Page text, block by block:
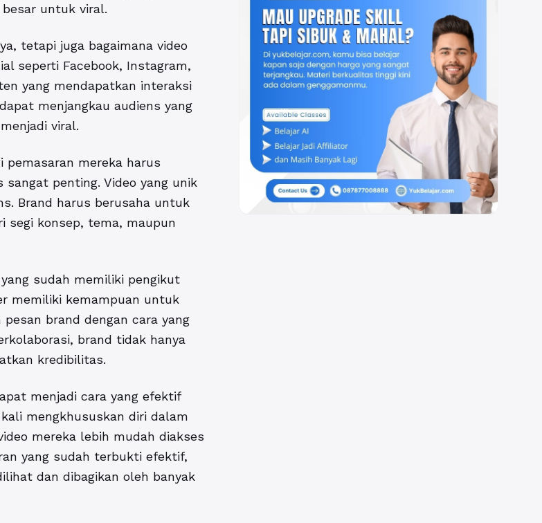
untuk viral.
tetapi juga bagaimana video
seperti Facebook, Instagram,
yang mendapatkan interaksi
menjangkau audiens yang
viral.
pemasaran mereka harus
penting. Video yang unik
Brand harus berusaha untuk
segi konsep, tema, maupun
sudah memiliki pengikut
memiliki kemampuan untuk
brand dengan cara yang
brand tidak hanya
kredibilitas.
menjadi cara yang efektif
mengkhususkan diri dalam
mereka lebih mudah diakses
yang sudah terbukti efektif,
dan dibagikan oleh banyak